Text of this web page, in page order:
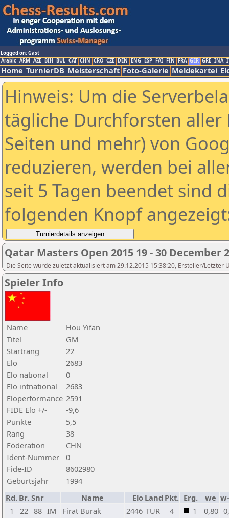
Logged on: Gast
Arabic ARM AZE BIH BUL CAT CHN CRO CZE DEN ENG ESP FAI FIN FRA GER GRE INA
Home TurnierDB Meisterschaft Foto-Galerie Meldekartei
Hinweis: Um die
tägliche Durchforsten aller
Seiten und mehr) von
reduzieren, werden bei
seit 5 Tagen beendet sind
folgenden Knopf
Qatar Masters Open 2015 19 - 30 December
Die Seite wurde zuletzt aktualisiert am 29.12.2015 15:38:20, Ersteller/Letzter
Spieler Info
Name
Hou Yifan
Titel
GM
Startrang
22
Elo
2683
Elo national
0
Elo intnational
2683
Eloperformance 2591
FIDE Elo +/-
-9,6
Punkte
5,5
Rang
38
Föderation
CHN
Ident-Nummer
0
Fide-ID
8602980
Geburtsjahr
1994
Rd. Br. Snr Name Elo Land Pkt. Erg. we
1
22 88 IM Firat Burak 2446 TUR 4 1 0,80